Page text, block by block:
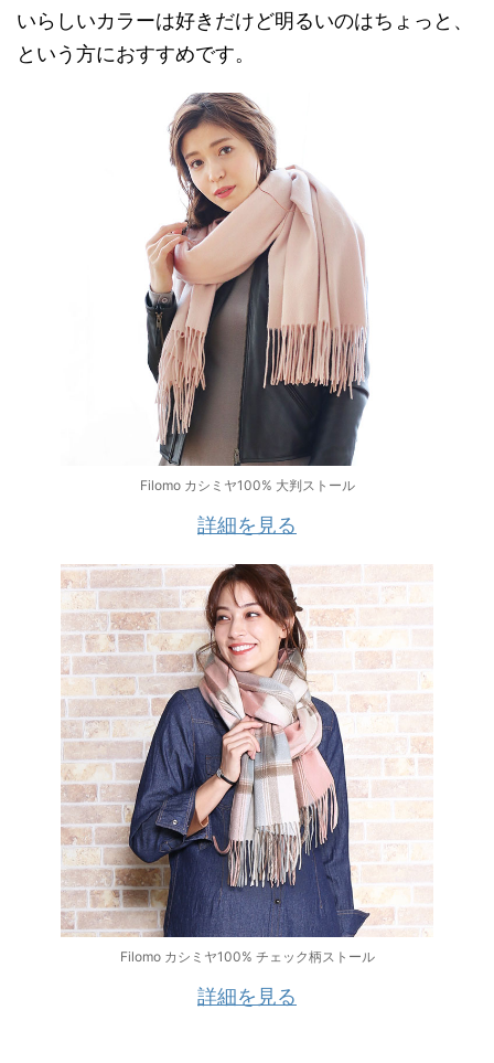
いらしいカラーは好きだけど明るいのはちょっと、
という方におすすめです。
Filomo カシミヤ100% 大判ストール
詳細を見る
Filomo カシミヤ100% チェック柄ストール
詳細を見る